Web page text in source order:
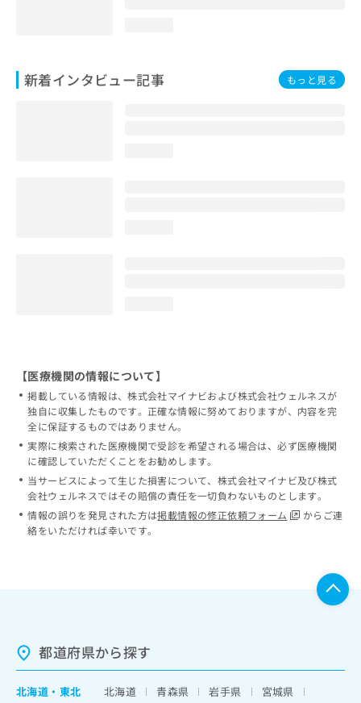
新着インタビュー記事 もっと見る
【医療機関の情報について】
掲載している情報は、株式会社マイナビおよび株式会社ウェルネスが
独自に収集したものです。正確な情報に努めておりますが、内容を完
全に保証するものではありません。
実際に検索された医療機関で受診を希望される場合は、必ず医療機関
に確認していただくことをお勧めします。
当サービスによって生じた損害について、株式会社マイナビ及び株式
会社ウェルネスではその賠償の責任を一切負わないものとします。
情報の誤りを発見された方は掲載情報の修正依頼フォーム
からご連
絡をいただければ幸いです。
都道府県から探す
北海道 ・ 東北 北海道 青森県 岩手県
宮城県